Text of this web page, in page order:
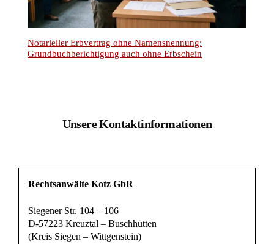
Notarieller Erbvertrag ohne Namensnennung:
Grundbuchberichtigung auch ohne Erbschein
Unsere Kontaktinformationen
Rechtsanwälte Kotz GbR
Siegener Str. 104 – 106
D-57223 Kreuztal – Buschhütten
(Kreis Siegen – Wittgenstein)